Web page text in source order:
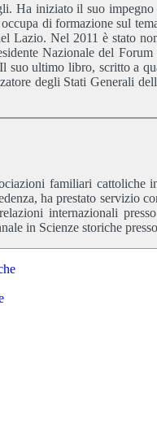
Ha iniziato il suo
di formazione sul
Nel 2011 è stato
Nazionale del
suo ultimo libro, scritto a
degli Stati Generali
familiari
ha prestato servizio
internazionali
in Scienze storiche